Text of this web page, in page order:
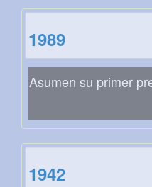
1989
Asumen su primer
1942